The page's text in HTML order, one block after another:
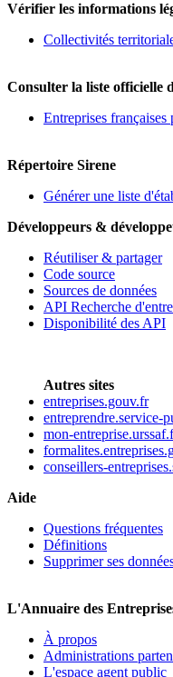
Vérifier les informations
Collectivités
Consulter la liste officielle
Entreprises françaises
Répertoire Sirene
Générer une liste
Développeurs &
Réutiliser & partager
Code source
Sources de données
API Recherche
Disponibilité des API
Autres sites
entreprises.gouv.fr
entreprendre.service-
mon-
conseillers-
Aide
Questions fréquentes
Définitions
Supprimer ses
L'Annuaire des
À propos
Administrations
L'espace agent public